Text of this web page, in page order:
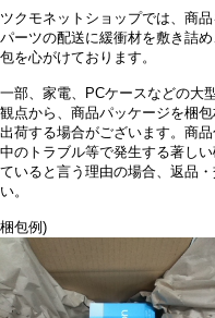
ツクモネットショップでは、商
パーツの配送に緩衝材を敷き詰
包を心がけております。
一部、家電、PCケースなどの大
観点から、商品パッケージを梱
出荷する場合がございます。商
中のトラブル等で発生する著し
ていると言う理由の場合、返品
い。
梱包例)